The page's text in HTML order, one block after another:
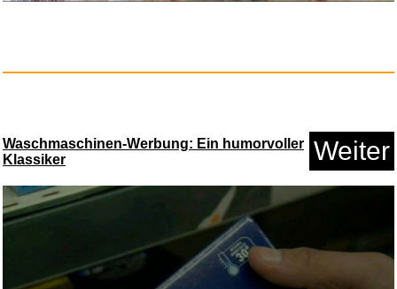
Anzeige
Waschmaschinen-Werbung: Ein humorvoller
Klassiker
Weiter